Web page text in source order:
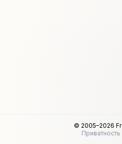
© 2005–2026
Приватность